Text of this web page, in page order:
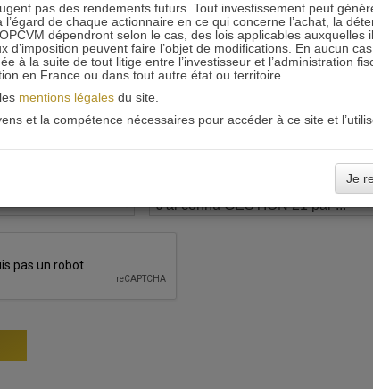
pas des rendements futurs. Tout investissement peut
de chaque actionnaire en ce qui concerne l’achat, la
dépendront selon le cas, des lois applicables auxquelles
d’imposition peuvent faire l’objet de modifications. En aucun
à la suite de tout litige entre l’investisseur et l’administration
en France ou dans tout autre état ou territoire.
mentions légalesdu site.
et la compétence nécessaires pour accéder à ce site et
Je